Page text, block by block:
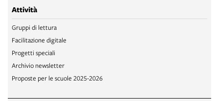
Attività
Gruppi di lettura
Facilitazione digitale
Progetti speciali
Archivio newsletter
Proposte per le scuole 2025-2026